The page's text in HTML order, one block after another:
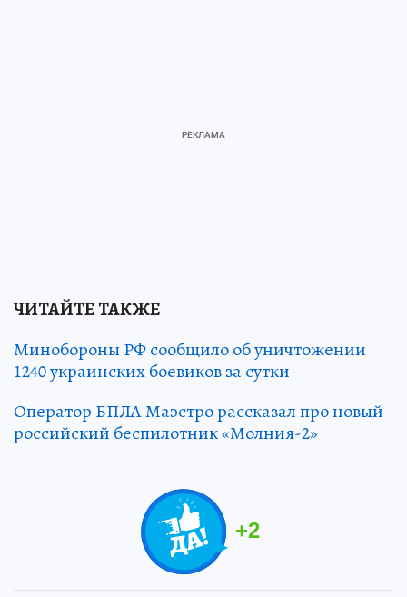
ЧИТАЙТЕ ТАКЖЕ
Минобороны РФ сообщило об уничтожении
1240 украинских боевиков за сутки
Оператор БПЛА Маэстро рассказал про новый
российский беспилотник «Молния-2»
+2